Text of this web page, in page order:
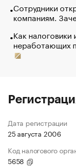
Сотрудники
компаниям.
Как
неработающих
Дата регистрации
25 августа 2006
Код налогового
5658